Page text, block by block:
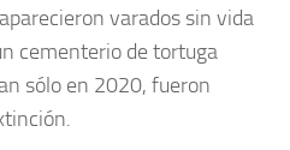
varados sin vida
cementerio de tortuga
sólo en 2020, fueron